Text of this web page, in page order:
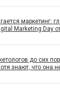
маркетинг:
Marketing Day
до сих
знают, что она